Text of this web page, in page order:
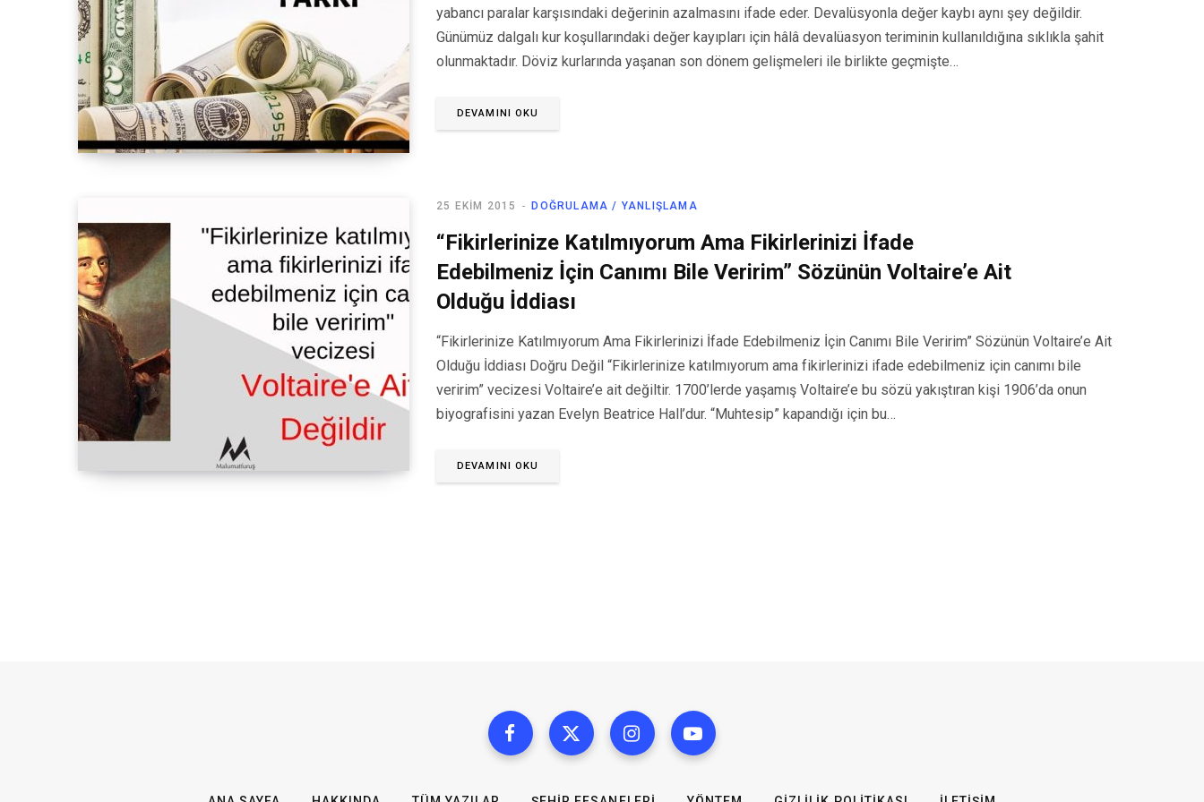
yabancı paralar karşısındaki değerinin azalmasını ifade eder. Devalüsyonla değer kaybı aynı şey değildir.
Günümüz dalgalı kur koşullarındaki değer kayıpları için hâlâ devalüasyon teriminin kullanıldığına sıklıkla şahit
olunmaktadır. Döviz kurlarında yaşanan son dönem gelişmeleri ile birlikte geçmişte…
DEVAMINI OKU
DOĞRULAMA / YANLIŞLAMA
25 EKIM 2015
“Fikirlerinize Katılmıyorum Ama Fikirlerinizi İfade
Edebilmeniz İçin Canımı Bile Veririm” Sözünün Voltaire’e Ait
Olduğu İddiası
“Fikirlerinize Katılmıyorum Ama Fikirlerinizi İfade Edebilmeniz İçin Canımı Bile Veririm” Sözünün Voltaire’e Ait
Olduğu İddiası Doğru Değil “Fikirlerinize katılmıyorum ama fikirlerinizi ifade edebilmeniz için canımı bile
veririm” vecizesi Voltaire’e ait değiltir. 1700’lerde yaşamış Voltaire’e bu sözü yakıştıran kişi 1906’da onun
biyografisini yazan Evelyn Beatrice Hall’dur. “Muhtesip” kapandığı için bu…
DEVAMINI OKU